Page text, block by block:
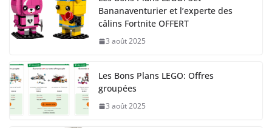
Bananaventurier et l’experte des
câlins Fortnite OFFERT
3 août 2025
Les Bons Plans LEGO: Offres
groupées
3 août 2025